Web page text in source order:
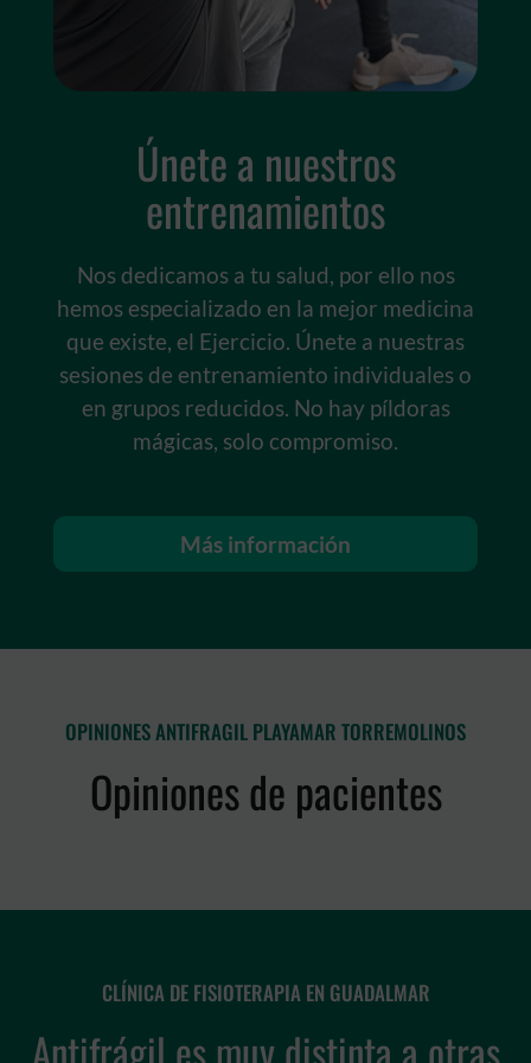
Únete a nuestros
entrenamientos
Nos dedicamos a tu salud, por ello nos
hemos especializado en la mejor medicina
que existe, el Ejercicio. Únete a nuestras
sesiones de entrenamiento individuales o
en grupos reducidos. No hay píldoras
mágicas, solo compromiso.
Más información
OPINIONES ANTIFRAGIL PLAYAMAR TORREMOLINOS
Opiniones de pacientes
CLÍNICA DE FISIOTERAPIA EN GUADALMAR